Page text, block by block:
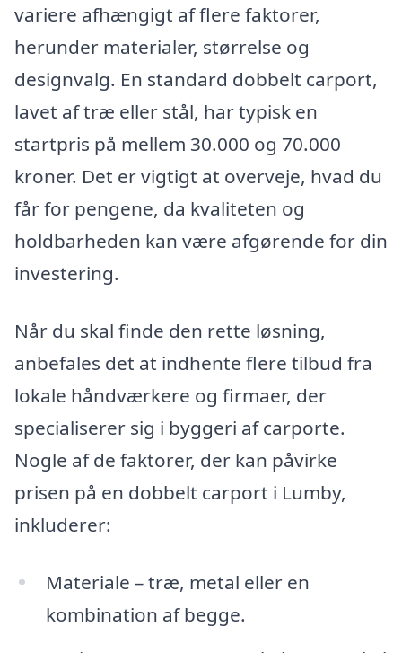
variere afhængigt af flere faktorer,
herunder materialer, størrelse og
designvalg. En standard dobbelt carport,
lavet af træ eller stål, har typisk en
startpris på mellem 30.000 og 70.000
kroner. Det er vigtigt at overveje, hvad du
får for pengene, da kvaliteten og
holdbarheden kan være afgørende for din
investering.
Når du skal finde den rette løsning,
anbefales det at indhente flere tilbud fra
lokale håndværkere og firmaer, der
specialiserer sig i byggeri af carporte.
Nogle af de faktorer, der kan påvirke
prisen på en dobbelt carport i Lumby,
inkluderer:
Materiale – træ, metal eller en
kombination af begge.